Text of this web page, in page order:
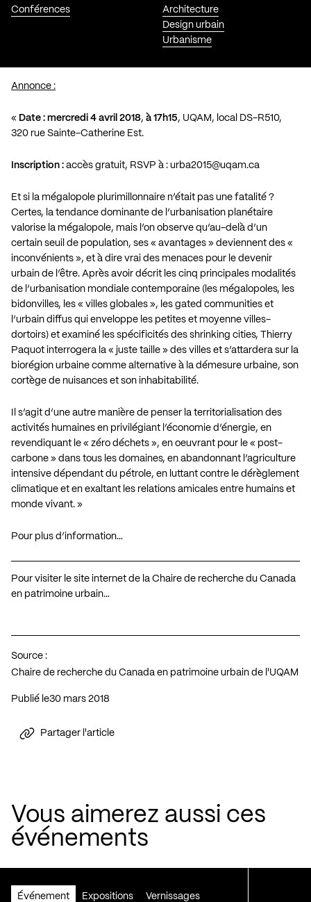
Conférences
Architecture
Design urbain
Urbanisme
Annonce :
« Date : mercredi 4 avril 2018, à 17h15, UQAM, local DS-R510,
320 rue Sainte-Catherine Est.
Inscription : accès gratuit, RSVP à : urba2015@uqam.ca
Et si la mégalopole plurimillonnaire n’était pas une fatalité ?
Certes, la tendance dominante de l’urbanisation planétaire
valorise la mégalopole, mais l’on observe qu’au-delà d’un
certain seuil de population, ses « avantages » deviennent des «
inconvénients », et à dire vrai des menaces pour le devenir
urbain de l’être. Après avoir décrit les cinq principales modalités
de l’urbanisation mondiale contemporaine (les mégalopoles, les
bidonvilles, les « villes globales », les gated communities et
l’urbain diffus qui enveloppe les petites et moyenne villes-
dortoirs) et examiné les spécificités des shrinking cities, Thierry
Paquot interrogera la « juste taille » des villes et s’attardera sur la
biorégion urbaine comme alternative à la démesure urbaine, son
cortège de nuisances et son inhabitabilité.
Il s’agit d’une autre manière de penser la territorialisation des
activités humaines en privilégiant l’économie d’énergie, en
revendiquant le « zéro déchets », en oeuvrant pour le « post-
carbone » dans tous les domaines, en abandonnant l’agriculture
intensive dépendant du pétrole, en luttant contre le dérèglement
climatique et en exaltant les relations amicales entre humains et
monde vivant. »
Pour plus d’information…
Pour visiter le site internet de la Chaire de recherche du Canada
en patrimoine urbain…
Source :
Chaire de recherche du Canada en patrimoine urbain de l'UQAM
Publié le 30 mars 2018
Partager l'article
Vous aimerez aussi ces
événements
Événement Expositions Vernissages